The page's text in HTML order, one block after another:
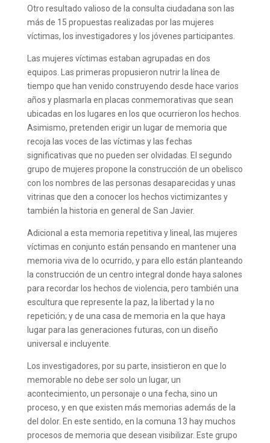
Otro resultado valioso de la consulta ciudadana son las
más de 15 propuestas realizadas por las mujeres
víctimas, los investigadores y los jóvenes participantes.
Las mujeres víctimas estaban agrupadas en dos
equipos. Las primeras propusieron nutrir la línea de
tiempo que han venido construyendo desde hace varios
años y plasmarla en placas conmemorativas que sean
ubicadas en los lugares en los que ocurrieron los hechos.
Asimismo, pretenden erigir un lugar de memoria que
recoja las voces de las víctimas y las fechas
significativas que no pueden ser olvidadas. El segundo
grupo de mujeres propone la construcción de un obelisco
con los nombres de las personas desaparecidas y unas
vitrinas que den a conocer los hechos victimizantes y
también la historia en general de San Javier.
Adicional a esta memoria repetitiva y lineal, las mujeres
víctimas en conjunto están pensando en mantener una
memoria viva de lo ocurrido, y para ello están planteando
la construcción de un centro integral donde haya salones
para recordar los hechos de violencia, pero también una
escultura que represente la paz, la libertad y la no
repetición; y de una casa de memoria en la que haya
lugar para las generaciones futuras, con un diseño
universal e incluyente.
Los investigadores, por su parte, insistieron en que lo
memorable no debe ser solo un lugar, un
acontecimiento, un personaje o una fecha, sino un
proceso, y en que existen más memorias además de la
del dolor. En este sentido, en la comuna 13 hay muchos
procesos de memoria que desean visibilizar. Este grupo